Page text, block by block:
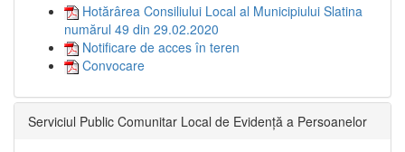
Hotărârea Consiliului Local al Municipiului Slatina
numărul 49 din 29.02.2020
Notificare de acces în teren
Convocare
Serviciul Public Comunitar Local de Evidență a Persoanelor